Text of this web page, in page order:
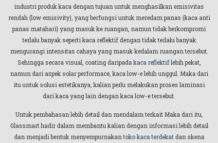
industri produk kaca dengan tujuan untuk menghasilkan emisivitas
rendah (low emisivity), yang berfungsi untuk meredam panas (kaca anti
panas matahari) yang masuk ke ruangan, namun tidak berkompromi
terlalu banyak seperti kaca reflektif dengan tidak terlalu banyak
mengurangi intensitas cahaya yang masuk kedalam ruangan tersebut.
Sehingga secara visual, coating daripada kaca reflektiflebih pekat,
namun dari aspek solar performace, kaca low-e lebih unggul. Maka dari
itu untuk solusi estetikanya, kalian perlu melakukan proses laminasi
dari kaca yang lain dengan kaca low-e tersebut.
Untuk pembahasan lebih detail dan mendalam terkait Maka dari itu,
Glassmart hadir dalam membantu kalian dengan informasi lebih detail
dan menjadi bentuk menyempurnakantoko kaca terdekatdan skena